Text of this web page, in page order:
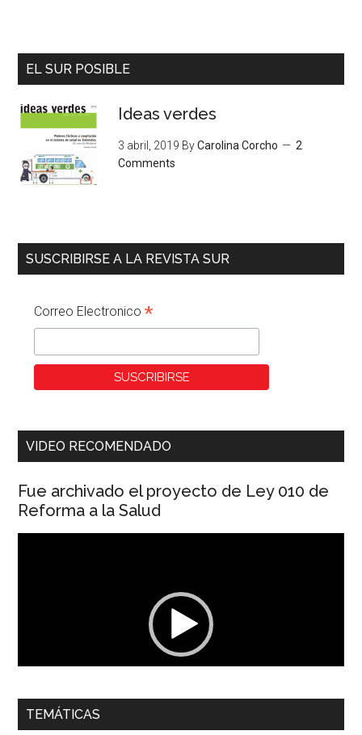
EL SUR POSIBLE
Ideas verdes
3 abril, 2019 ByCarolina Corcho
2
Comments
SUSCRIBIRSE A LA REVISTA SUR
Correo Electronico*
VIDEO RECOMENDADO
Fue archivado el proyecto de Ley 010 de
Reforma a la Salud
00:00 01:04
Dra. Carolina Corcho Mejía,Presidenta Corporación
TEMÁTICAS